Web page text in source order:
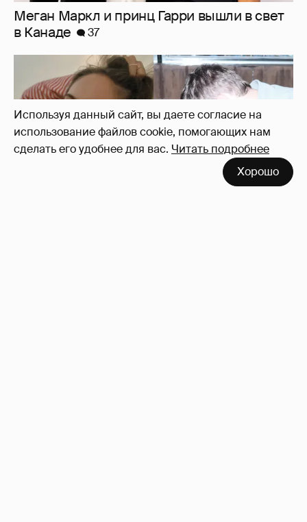
Используя данный сайт, вы даете согласие на
использование файлов cookie, помогающих нам
сделать его удобнее для вас. Читать подробнее
Хорошо
Внучка Никиты Михалкова Наталья с
мужем и сыном отдыхает на яхте